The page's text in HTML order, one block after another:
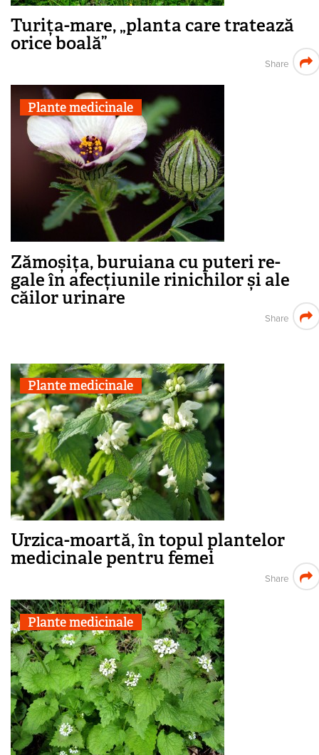
Turița-mare, „planta care tratează
orice boală”
Share
Zămoșița, buruiana cu puteri re­
gale în afecțiunile rinichilor și ale
căilor urinare
Share
Plante medicinale
Urzica-moartă, în topul plantelor
medicinale pentru femei
Share
Plante medicinale
Plante medicinale